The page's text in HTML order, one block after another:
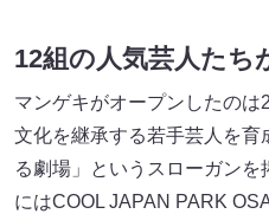
12組の人気芸人たち
マンゲキがオープンしたの
文化を継承する若手芸人を
る劇場」というスローガン
にはCOOL JAPAN PARK